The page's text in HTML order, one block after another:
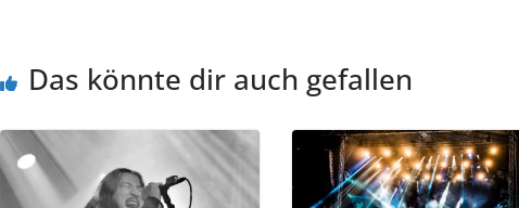
Das könnte dir auch gefallen